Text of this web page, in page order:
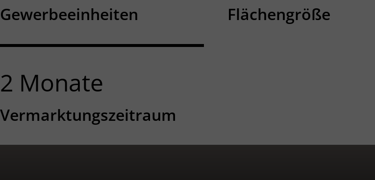
Gewerbeeinheiten Flächengröße
2 Monate
Vermarktungszeitraum